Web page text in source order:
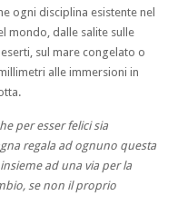
ogni disciplina esistente nel
mondo, dalle salite sulle
sul mare congelato o
alle immersioni in
per esser felici sia
regala ad ognuno questa
ad una via per la
se non il proprio